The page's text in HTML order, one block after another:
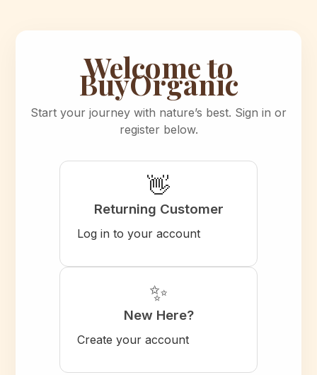
Welcome to
BuyOrganic
Start your journey with nature’s best. Sign in or
register below.
👋
Returning Customer
Log in to your account
✨
New Here?
Create your account